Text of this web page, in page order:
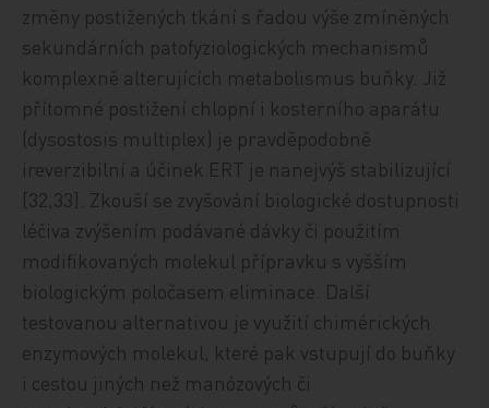
změny postižených tkání s řadou výše zmíněných
sekundárních patofyziologických mechanismů
komplexně alterujících metabolismus buňky. Již
přítomné postižení chlopní i kosterního aparátu
(dysostosis multiplex) je pravděpodobně
ireverzibilní a účinek ERT je nanejvýš stabilizující
[32,33]. Zkouší se zvyšování biologické dostupnosti
léčiva zvýšením podávané dávky či použitím
modifikovaných molekul přípravku s vyšším
biologickým poločasem eliminace. Další
testovanou alternativou je využití chimérických
enzymových molekul, které pak vstupují do buňky
i cestou jiných než manózových či